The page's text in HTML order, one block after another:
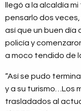
llegó a la alcaldía
pensarlo dos
así que un buen día
policía y
a moco tendido de
“Así se pudo
y a su turismo…Los
trasladados al